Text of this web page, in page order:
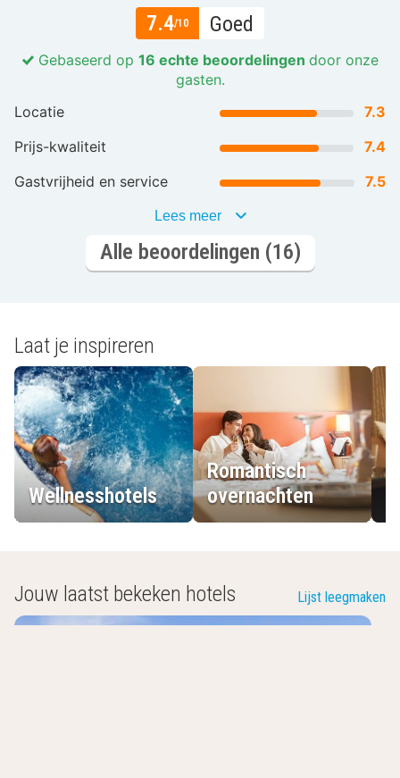
7.4/10 Goed
Gebaseerd op 16 echte beoordelingen door onze
gasten.
Locatie
7.3
Prijs-kwaliteit
7.4
Gastvrijheid en service
7.5
Lees meer
Alle beoordelingen (16)
Laat je inspireren
Wellnesshotels
Romantisch
overnachten
Jouw laatst bekeken hotels Lijst leegmaken